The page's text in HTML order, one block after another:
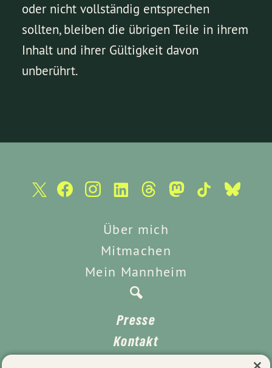
oder nicht vollständig entsprechen
sollten, bleiben die übrigen Teile in ihrem
Inhalt und ihrer Gültigkeit davon
unberührt.
Über mich
Mitmachen
Mein Mannheim
Presse
Kontakt